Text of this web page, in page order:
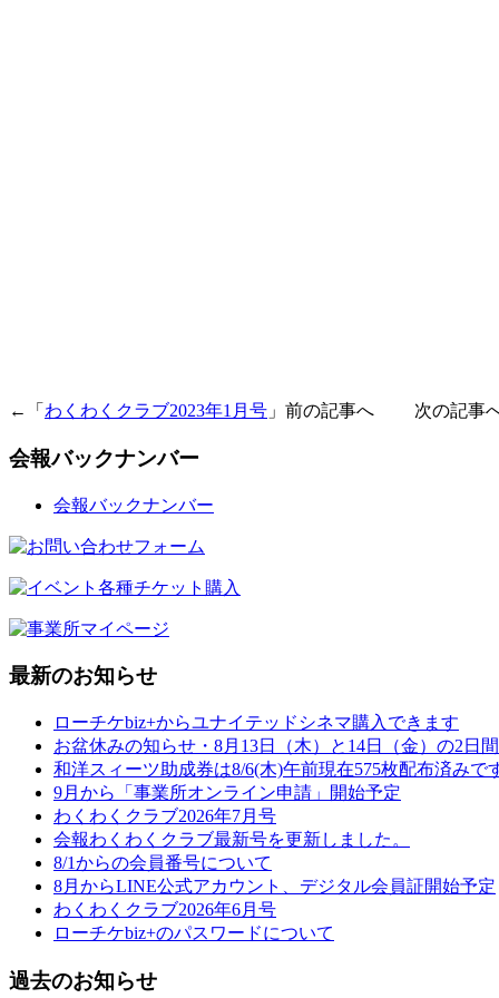
←「 わくわくクラブ2023年1月号 」前の記事へ 次の記事へ
会報バックナンバー
会報バックナンバー
最新のお知らせ
ローチケbiz+からユナイテッドシネマ購入できます
お盆休みの知らせ・8月13日（木）と14日（金）の2日間
和洋スィーツ助成券は8/6(木)午前現在575枚配布済みで
9月から「事業所オンライン申請」開始予定
わくわくクラブ2026年7月号
会報わくわくクラブ最新号を更新しました。
8/1からの会員番号について
8月からLINE公式アカウント、デジタル会員証開始予定
わくわくクラブ2026年6月号
ローチケbiz+のパスワードについて
過去のお知らせ